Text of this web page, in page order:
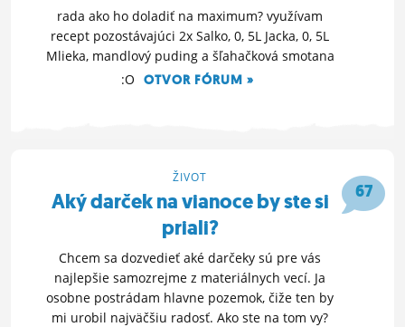
rada ako ho doladiť na maximum? využívam
recept pozostávajúci 2x Salko, 0, 5L Jacka, 0, 5L
Mlieka, mandlový puding a šľahačková smotana
:O
OTVOR FÓRUM »
67
ŽIVOT
Aký darček na vianoce by ste si
priali?
Chcem sa dozvedieť aké darčeky sú pre vás
najlepšie samozrejme z materiálnych vecí. Ja
osobne postrádam hlavne pozemok, čiže ten by
mi urobil najväčšiu radosť. Ako ste na tom vy?